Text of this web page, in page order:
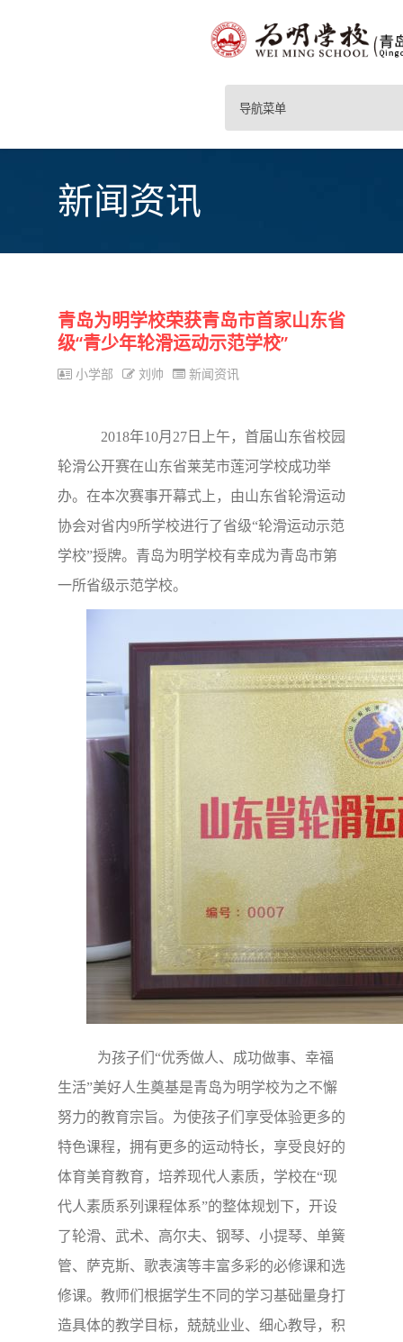
导航菜单
新闻资讯
青岛为明学校荣获青岛市首家山东省
级“青少年轮滑运动示范学校”
小学部 刘帅 新闻资讯
2018年10月27日上午，首届山东省校园
轮滑公开赛在山东省莱芜市莲河学校成功举
办。在本次赛事开幕式上，由山东省轮滑运动
协会对省内9所学校进行了省级“轮滑运动示范
学校”授牌。青岛为明学校有幸成为青岛市第
一所省级示范学校。
为孩子们“优秀做人、成功做事、幸福
生活”美好人生奠基是青岛为明学校为之不懈
努力的教育宗旨。为使孩子们享受体验更多的
特色课程，拥有更多的运动特长，享受良好的
体育美育教育，培养现代人素质，学校在“现
代人素质系列课程体系”的整体规划下，开设
了轮滑、武术、高尔夫、钢琴、小提琴、单簧
管、萨克斯、歌表演等丰富多彩的必修课和选
修课。教师们根据学生不同的学习基础量身打
造具体的教学目标，兢兢业业、细心教导，积